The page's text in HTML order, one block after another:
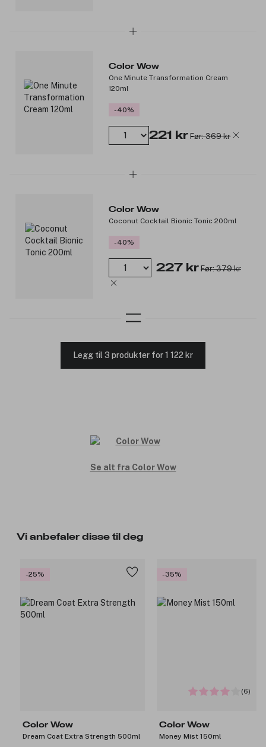
Color Wow
One Minute Transformation Cream
120ml
-40%
221 kr Før: 369 kr
Color Wow
Coconut Cocktail Bionic Tonic 200ml
-40%
227 kr Før: 379 kr
Legg til 3 produkter for 1 122 kr
Se alt fra Color Wow
Vi anbefaler disse til deg
-25%
Color Wow
Dream Coat Extra Strength 500ml
-35%
(6)
Color Wow
Money Mist 150ml